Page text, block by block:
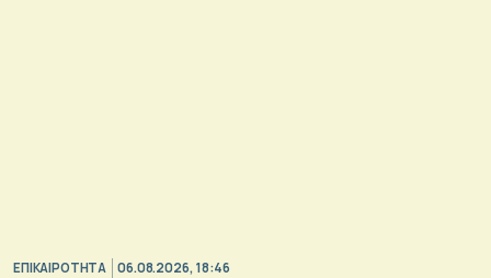
ΕΠΙΚΑΙΡΟΤΗΤΑ 06.08.2026, 18:46